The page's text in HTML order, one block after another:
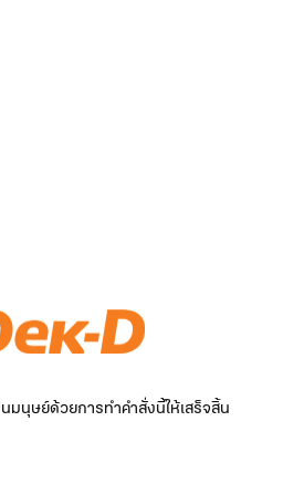
มนุษย์ด้วยการทำคำสั่งนี้ให้เสร็จสิ้น